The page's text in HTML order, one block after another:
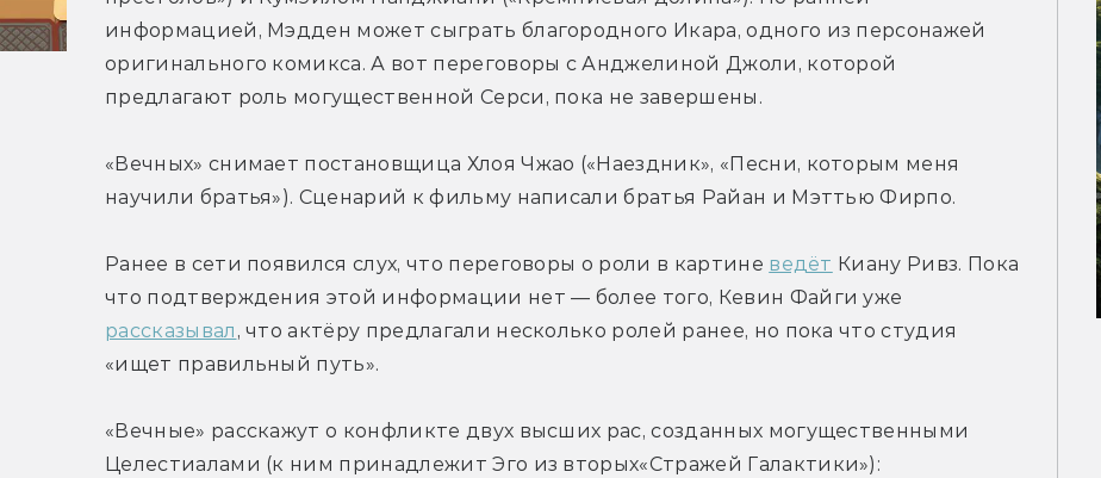
информацией, Мэдден может сыграть благородного Икара, одного из персонажей
оригинального комикса. А вот переговоры с Анджелиной Джоли, которой
предлагают роль могущественной Серси, пока не завершены.
«Вечных» снимает постановщица Хлоя Чжао («Наездник», «Песни, которым меня
научили братья»). Сценарий к фильму написали братья Райан и Мэттью Фирпо.
Ранее в сети появился слух, что переговоры о роли в картине ведёт Киану Ривз. Пока
рассказывал , что актёру предлагали несколько ролей ранее, но пока что студия
«ищет правильный путь».
«Вечные» расскажут о конфликте двух высших рас, созданных могущественными
Целестиалами (к ним принадлежит Эго из вторых«Стражей Галактики»):